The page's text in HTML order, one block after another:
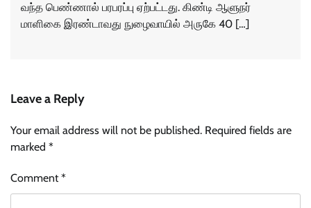
வந்த பெண்ணால் பரபரப்பு ஏற்பட்டது. கிண்டி ஆளுநர்
மாளிகை இரண்டாவது நுழைவாயில் அருகே 40 […]
Leave a Reply
Your email address will not be published. Required fields are
marked *
Comment*